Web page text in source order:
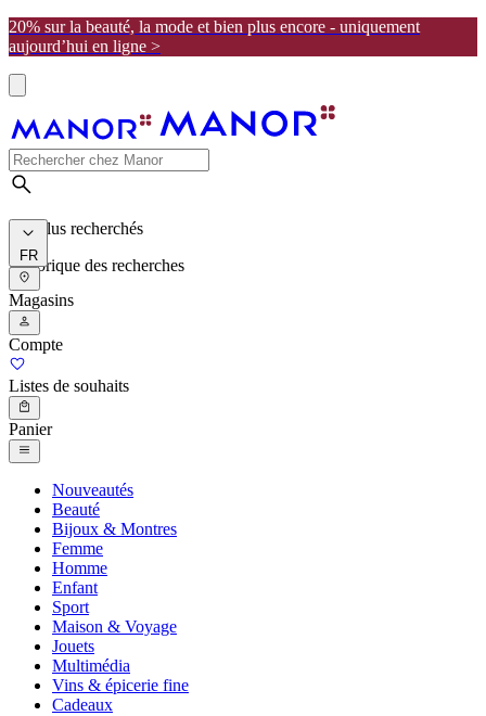
20% sur la beauté, la mode et bien plus encore - uniquement
aujourd’hui en ligne >
Les plus recherchés
Historique des recherches
FR
Magasins
Compte
Listes de souhaits
Panier
Nouveautés
Beauté
Bijoux & Montres
Femme
Homme
Enfant
Sport
Maison & Voyage
Jouets
Multimédia
Vins & épicerie fine
Cadeaux